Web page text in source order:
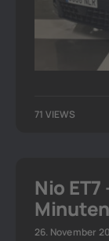
71 VIEWS
Nio
Minuten
26. November